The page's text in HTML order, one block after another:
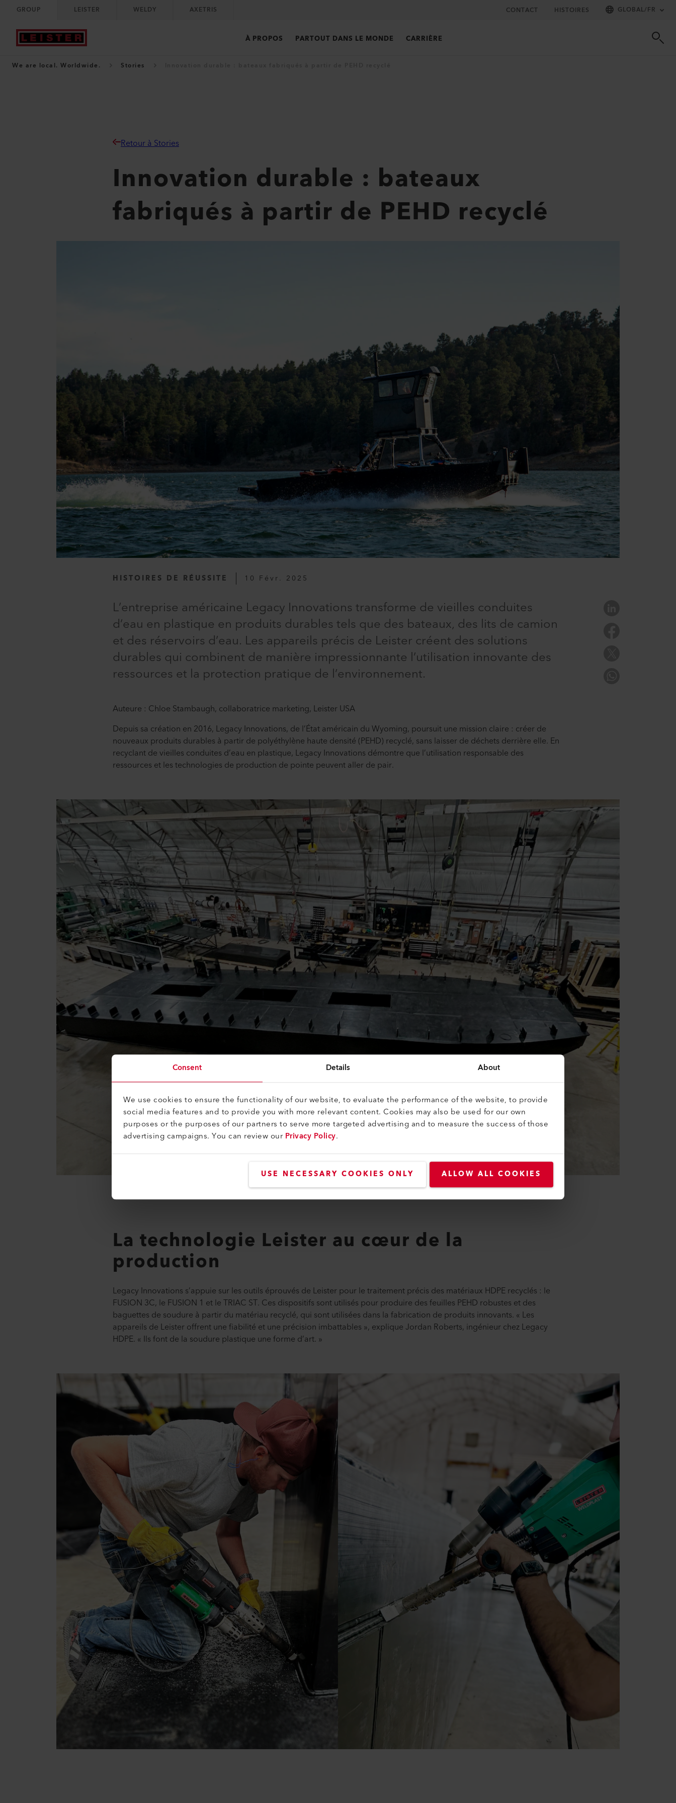
Consent Details About
We use cookies to ensure the functionality of our website, to evaluate the performance of the website, to provide
social media features and to provide you with more relevant content. Cookies may also be used for our own
purposes or the purposes of our partners to serve more targeted advertising and to measure the success of those
advertising campaigns. You can review ourPrivacy Policy.
USE NECESSARY COOKIES ONLY ALLOW ALL COOKIES
GROUP LEISTER WELDY AXETRIS CONTACT HISTOIRES GLOBAL/FR
À PROPOS PARTOUT DANS LE MONDE CARRIÈRE
We are local. Worldwide. Stories
Retour à Stories
Innovation durable : bateaux
fabriqués à partir de PEHD recyclé
HISTOIRES DE RÉUSSITE 10 Févr. 2025
L’entreprise américaine Legacy Innovations transforme de vieilles conduites
d’eau en plastique en produits durables tels que des bateaux, des lits de camion
et des réservoirs d’eau. Les appareils précis de Leister créent des solutions
durables qui combinent de manière impressionnante l’utilisation innovante des
ressources et la protection pratique de l’environnement.
Auteure : Chloe Stambaugh, collaboratrice marketing, Leister USA
Depuis sa création en 2016, Legacy Innovations, de l’État américain du Wyoming, poursuit une mission claire : créer de
nouveaux produits durables à partir de polyéthylène haute densité (PEHD) recyclé, sans laisser de déchets derrière elle. En
recyclant de vieilles conduites d’eau en plastique, Legacy Innovations démontre que l’utilisation responsable des
ressources et les technologies de production de pointe peuvent aller de pair.
La technologie Leister au cœur de la
production
Legacy Innovations s’appuie sur les outils éprouvés de Leister pour le traitement précis des matériaux HDPE recyclés : le
FUSION 3C, le FUSION 1 et le TRIAC ST. Ces dispositifs sont utilisés pour produire des feuilles PEHD robustes et des
baguettes de soudure à partir du matériau recyclé, qui sont utilisées dans la fabrication de produits innovants. « Les
appareils de Leister offrent une fiabilité et une précision imbattables », explique Jordan Roberts, ingénieur chez Legacy
HDPE. « Ils font de la soudure plastique une forme d’art. »